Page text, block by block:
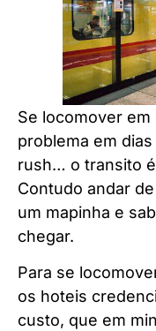
Se locomover
problema em
rush… o transito
Contudo andar
um mapinha e
chegar.
Para se
os hoteis
custo, que em